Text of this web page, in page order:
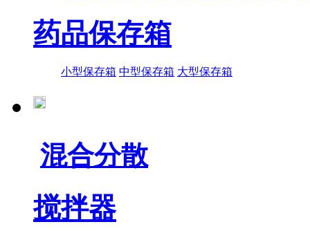
药品保存箱
小型保存箱 中型保存箱 大型保存箱
混合分散
搅拌器